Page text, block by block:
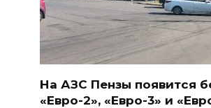
На АЗС Пензы появится
«Евро-2», «Евро-3» и